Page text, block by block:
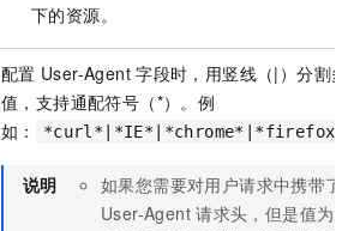
下的资源。
配置 User-Agent 字段时，用竖线（|）分割多
值，支持通配符号（*）。例
如：
*curl*|*IE*|*chrome*|*firefox*
说明
如果您需要对用户请求中携带了
User-Agent 请求头，但是值为空